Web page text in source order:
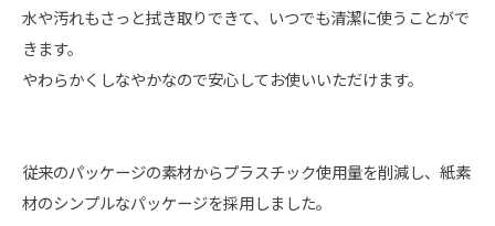
水や汚れもさっと拭き取りできて、いつでも清潔に使うことがで
きます。
やわらかくしなやかなので安心してお使いいただけます。
従来のパッケージの素材からプラスチック使用量を削減し、紙素
材のシンプルなパッケージを採用しました。